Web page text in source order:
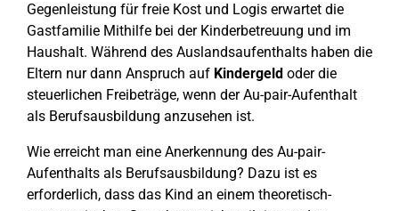
Gegenleistung für freie Kost und Logis erwartet die
Gastfamilie Mithilfe bei der Kinderbetreuung und im
Haushalt. Während des Auslandsaufenthalts haben die
Eltern nur dann Anspruch auf Kindergeld oder die
steuerlichen Freibeträge, wenn der Au-pair-Aufenthalt
als Berufsausbildung anzusehen ist.
Wie erreicht man eine Anerkennung des Au-pair-
Aufenthalts als Berufsausbildung? Dazu ist es
erforderlich, dass das Kind an einem theoretisch-